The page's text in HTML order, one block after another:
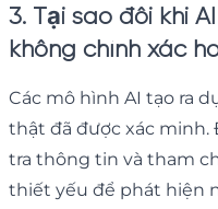
3. Tại sao đôi khi
không chính xác
Các mô hình AI tạo ra
thật đã được xác minh.
tra thông tin và tham
thiết yếu để phát hiện